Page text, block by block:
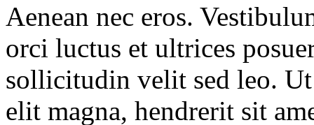
Aenean nec eros.
orci luctus et ultrices
sollicitudin velit sed leo. Ut
elit magna, hendrerit sit